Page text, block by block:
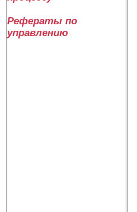
Рефераты по
управлению